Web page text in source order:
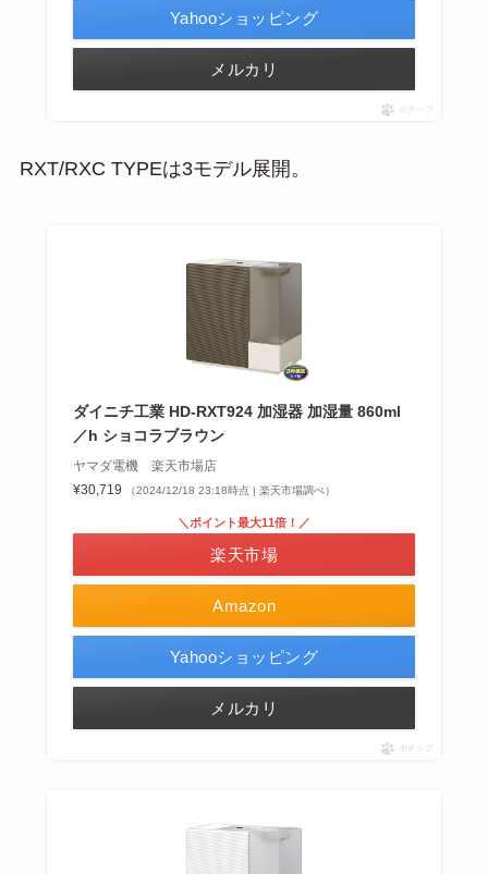
Yahooショッピング
メルカリ
ポチップ
RXT/RXC TYPEは3モデル展開。
ダイニチ工業 HD-RXT924 加湿器 加湿量 860ml
／h ショコラブラウン
ヤマダ電機 楽天市場店
¥30,719
（2024/12/18 23:18時点 | 楽天市場調べ）
Amazon
＼ポイント最大11倍！／
楽天市場
Yahooショッピング
メルカリ
ポチップ